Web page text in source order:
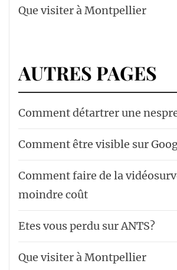
Que visiter à Montpellier
AUTRES PAGES
Comment détartrer une
Comment être visible sur
Comment faire de la
moindre coût
Etes vous perdu sur ANTS?
Que visiter à Montpellier